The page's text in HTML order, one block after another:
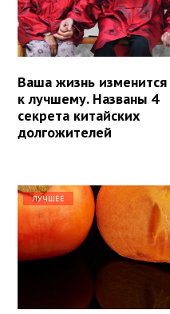
Ваша жизнь изменится
к лучшему. Названы 4
секрета китайских
долгожителей
ЛУЧШЕЕ